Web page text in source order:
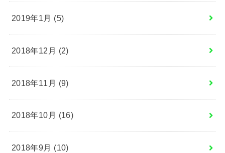
2019年1月 (5)
2018年12月 (2)
2018年11月 (9)
2018年10月 (16)
2018年9月 (10)